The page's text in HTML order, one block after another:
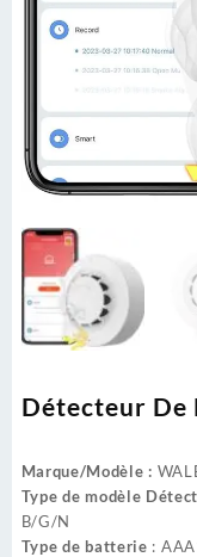
Détecteur De
Marque/Modèle :
Type de modèle
B/G/N
Type de batterie :